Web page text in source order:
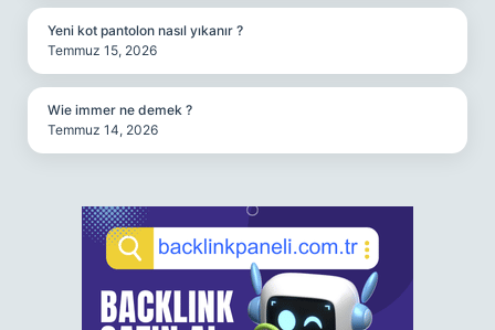
Yeni kot pantolon nasıl yıkanır ?
Temmuz 15, 2026
Wie immer ne demek ?
Temmuz 14, 2026